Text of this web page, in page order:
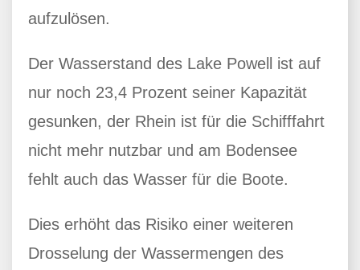
aufzulösen.
Der Wasserstand des Lake Powell ist auf
nur noch 23,4 Prozent seiner Kapazität
gesunken, der Rhein ist für die Schifffahrt
nicht mehr nutzbar und am Bodensee
fehlt auch das Wasser für die Boote.
Dies erhöht das Risiko einer weiteren
Drosselung der Wassermengen des